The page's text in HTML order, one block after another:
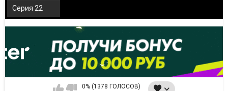
Серия 22
0% (1378 ГОЛОСОВ)